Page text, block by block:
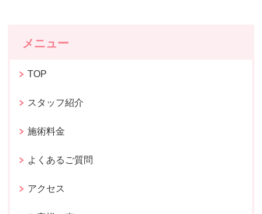
メニュー
TOP
スタッフ紹介
施術料金
よくあるご質問
アクセス